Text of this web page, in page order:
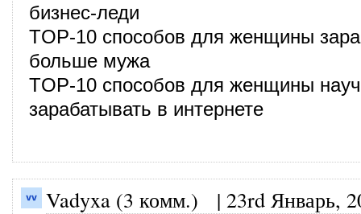
бизнес-леди
TOP-10 способов для женщины
больше мужа
TOP-10 способов для женщины
зарабатывать в интернете
Vadyxa (3 комм.) | 23rd Январь,